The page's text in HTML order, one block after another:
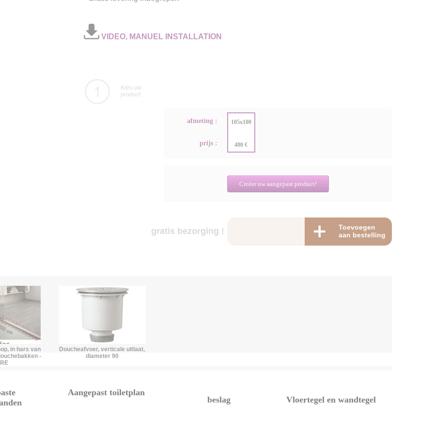
VIDEO, MANUEL INSTALLATION
Kies uw
product
afmeting :
prijs :
105x100
480 €
Creëer uw aangepast product!
gratis bezorging !
Toevoegen
aan bestelling
in hars van
-
Doucheafvoer, verticale uitlaat,
diameter 90
Aangepast toiletplan
beslag Vloertegel en wandtegel